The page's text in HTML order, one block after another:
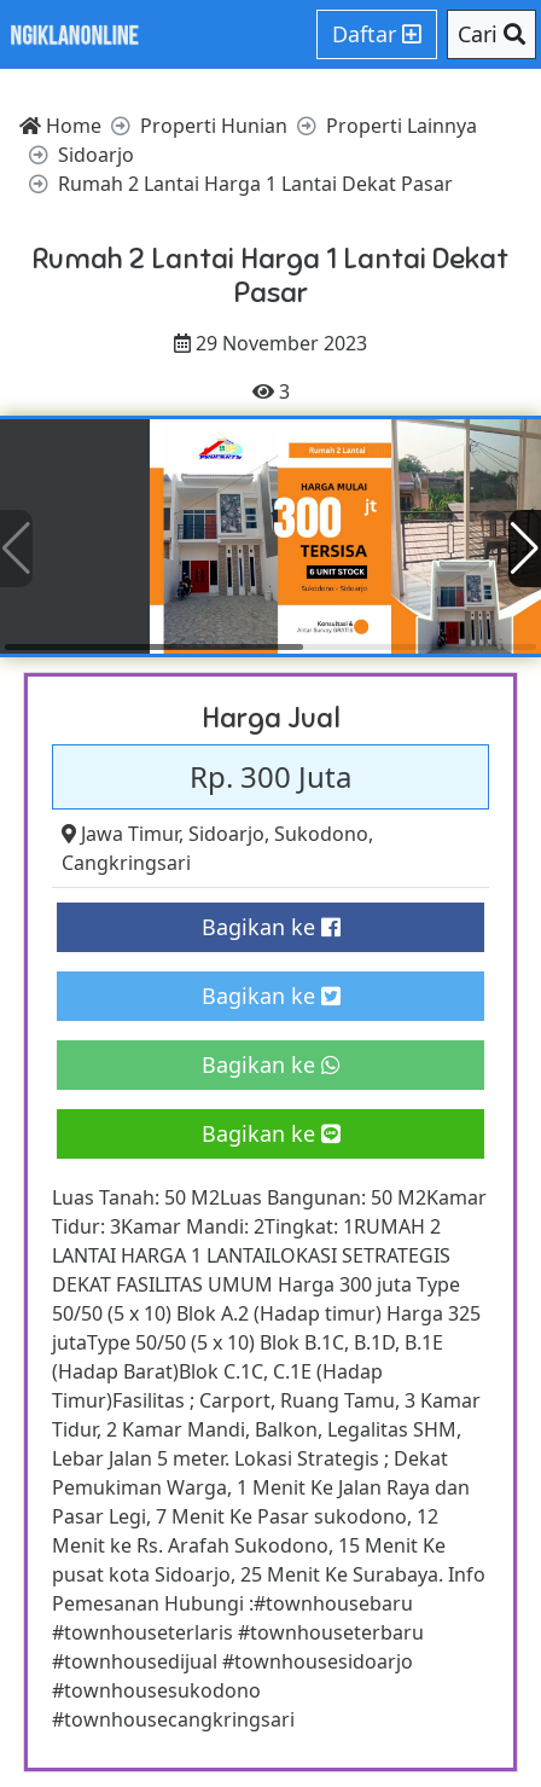
Daftar Cari
Home Properti Hunian
Properti Lainnya
Sidoarjo
Rumah 2 Lantai Harga 1 Lantai Dekat Pasar
Rumah 2 Lantai Harga 1 Lantai Dekat
Pasar
29 November 2023
3
Harga Jual
Rp. 300 Juta
Jawa Timur, Sidoarjo, Sukodono,
Cangkringsari
Bagikan ke
Bagikan ke
Bagikan ke
Bagikan ke
Luas Tanah: 50 M2Luas Bangunan: 50 M2Kamar
Tidur: 3Kamar Mandi: 2Tingkat: 1RUMAH 2
LANTAI HARGA 1 LANTAILOKASI SETRATEGIS
DEKAT FASILITAS UMUM Harga 300 juta Type
50/50 (5 x 10) Blok A.2 (Hadap timur) Harga 325
jutaType 50/50 (5 x 10) Blok B.1C, B.1D, B.1E
(Hadap Barat)Blok C.1C, C.1E (Hadap
Timur)Fasilitas ; Carport, Ruang Tamu, 3 Kamar
Tidur, 2 Kamar Mandi, Balkon, Legalitas SHM,
Lebar Jalan 5 meter. Lokasi Strategis ; Dekat
Pemukiman Warga, 1 Menit Ke Jalan Raya dan
Pasar Legi, 7 Menit Ke Pasar sukodono, 12
Menit ke Rs. Arafah Sukodono, 15 Menit Ke
pusat kota Sidoarjo, 25 Menit Ke Surabaya. Info
Pemesanan Hubungi :#townhousebaru
#townhouseterlaris #townhouseterbaru
#townhousedijual #townhousesidoarjo
#townhousesukodono
#townhousecangkringsari